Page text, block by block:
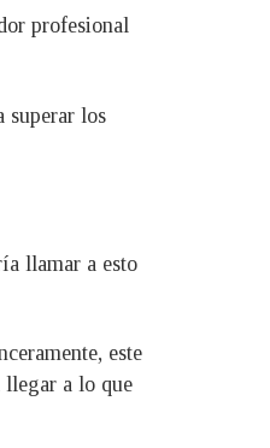
profesional
superar los
llamar a esto
este
llegar a lo que